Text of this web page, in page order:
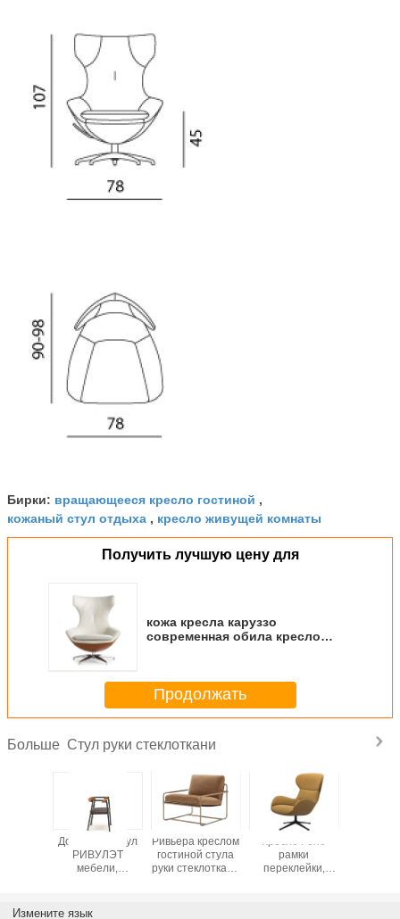
Бирки: вращающееся кресло гостиной ,
кожаный стул отдыха , кресло живущей комнаты
Получить лучшую цену для
кожа кресла каруззо
современная обила кресло
удобное
Продолжать
Больше Стул руки стеклоткани
Домашний стул
РИВУЛЭТ
мебели,
гостиной
Ривьера креслом
гостиной стула
руки стеклоткани
Кресло Рено
рамки
переклейки,
Измените язык